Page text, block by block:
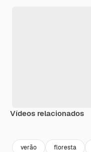
Vídeos relacionados
verão floresta